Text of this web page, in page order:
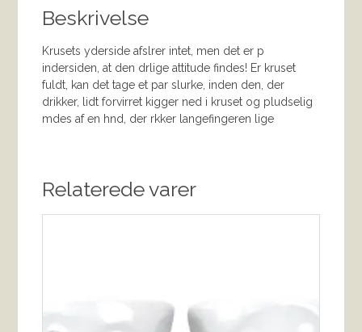
Beskrivelse
Krusets yderside afslrer intet, men det er p
indersiden, at den drlige attitude findes! Er kruset
fuldt, kan det tage et par slurke, inden den, der
drikker, lidt forvirret kigger ned i kruset og pludselig
mdes af en hnd, der rkker langefingeren lige
Relaterede varer